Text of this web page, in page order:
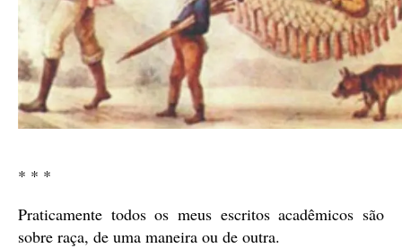
* * *
Praticamente todos os meus escritos acadêmicos são
sobre raça, de uma maneira ou de outra.